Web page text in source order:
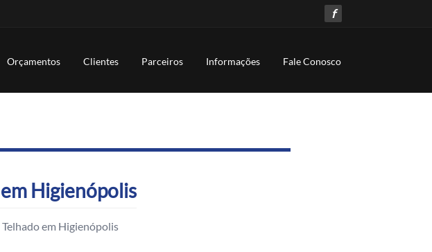
f
Orçamentos Clientes Parceiros Informações Fale Conosco
Higienópolis
em Higienópolis